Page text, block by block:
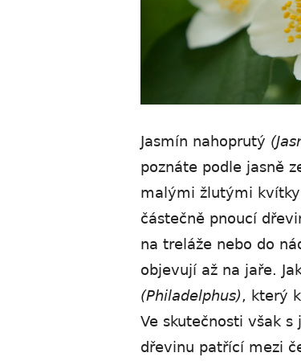
Jasmín nahoprutý
poznáte podle jasně
malými žlutými
částečně pnoucí
na treláže nebo do
objevují až na jaře.
(Philadelphus), který
Ve skutečnosti však
dřevinu patřící mezi